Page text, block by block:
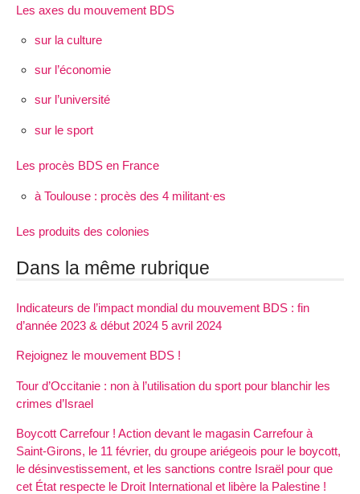
Les axes du mouvement BDS
sur la culture
sur l’économie
sur l’université
sur le sport
Les procès BDS en France
à Toulouse : procès des 4 militant·es
Les produits des colonies
Dans la même rubrique
Indicateurs de l’impact mondial du mouvement BDS : fin
d’année 2023 & début 2024 5 avril 2024
Rejoignez le mouvement BDS !
Tour d’Occitanie : non à l’utilisation du sport pour blanchir les
crimes d’Israel
Boycott Carrefour ! Action devant le magasin Carrefour à
Saint-Girons, le 11 février, du groupe ariégeois pour le boycott,
le désinvestissement, et les sanctions contre Israël pour que
cet État respecte le Droit International et libère la Palestine !